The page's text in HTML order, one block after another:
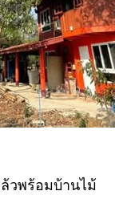
วพร้อมบ้านไม้